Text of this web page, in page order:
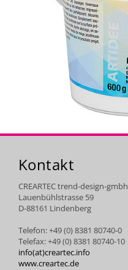
Kontakt
CREARTEC trend-design-gmbh
Lauenbühlstrasse 59
D-88161 Lindenberg
Telefon: +49 (0) 8381 80740-0
Telefax: +49 (0) 8381 80740-10
info(at)creartec.info
www.creartec.de